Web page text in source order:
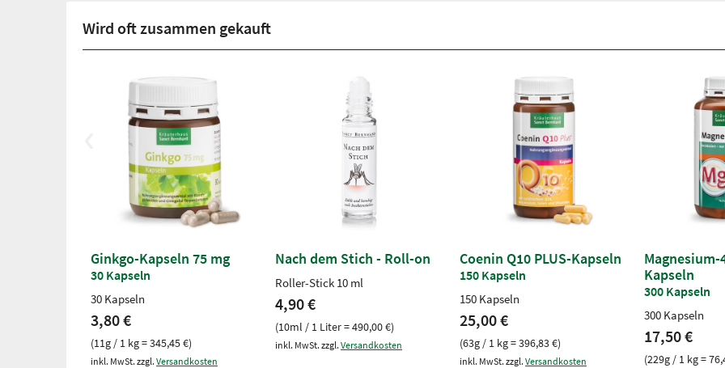
Wird oft zusammen gekauft
Ginkgo-Kapseln 75 mg
30 Kapseln
30 Kapseln
3,80 €
(11g / 1 kg = 345,45 €)
inkl. MwSt. zzgl. Versandkosten
Nach dem Stich - Roll-on
Roller-Stick 10 ml
4,90 €
(10ml / 1 Liter = 490,00 €)
inkl. MwSt. zzgl. Versandkosten
Coenin Q10 PLUS-Kapseln
150 Kapseln
150 Kapseln
25,00 €
(63g / 1 kg = 396,83 €)
inkl. MwSt. zzgl. Versandkosten
Kapseln
300 Kapseln
300 Kapseln
17,50 €
(229g / 1 kg =